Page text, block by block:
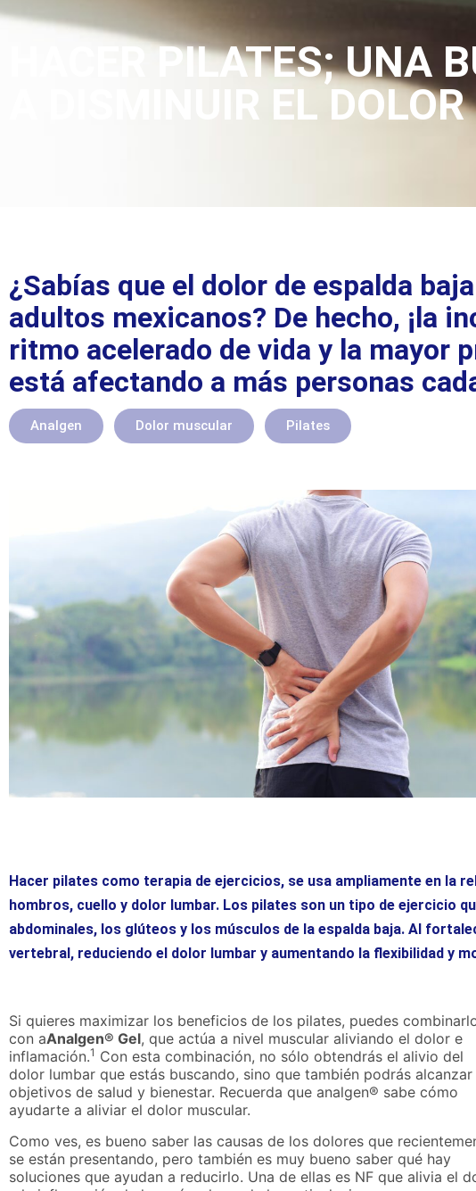
HACER PILATES; UNA
A DISMINUIR EL
¿Sabías que el dolor de espalda
adultos mexicanos? De hecho, ¡la
ritmo acelerado de vida y la mayor
está afectando a más personas
Analgen Dolor muscular Pilates
Hacer pilates como terapia de ejercicios, se usa ampliamente en
hombros, cuello y dolor lumbar. Los pilates son un tipo de ejercicio
abdominales, los glúteos y los músculos de la espalda baja. Al
vertebral, reduciendo el dolor lumbar y aumentando la flexibilidad y
Si quieres maximizar los beneficios de los pilates, puedes
con aAnalgen® Gel, que actúa a nivel muscular aliviando el dolor e
inflamación.1 Con esta combinación, no sólo obtendrás el alivio del
dolor lumbar que estás buscando, sino que también podrás
objetivos de salud y bienestar. Recuerda que analgen® sabe cómo
ayudarte a aliviar el dolor muscular.
Como ves, es bueno saber las causas de los dolores que
se están presentando, pero también es muy bueno saber qué hay
soluciones que ayudan a reducirlo. Una de ellas es NF que alivia el